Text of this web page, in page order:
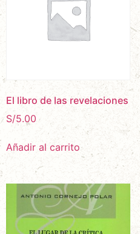
El libro de las revelaciones
S/5.00
Añadir al carrito